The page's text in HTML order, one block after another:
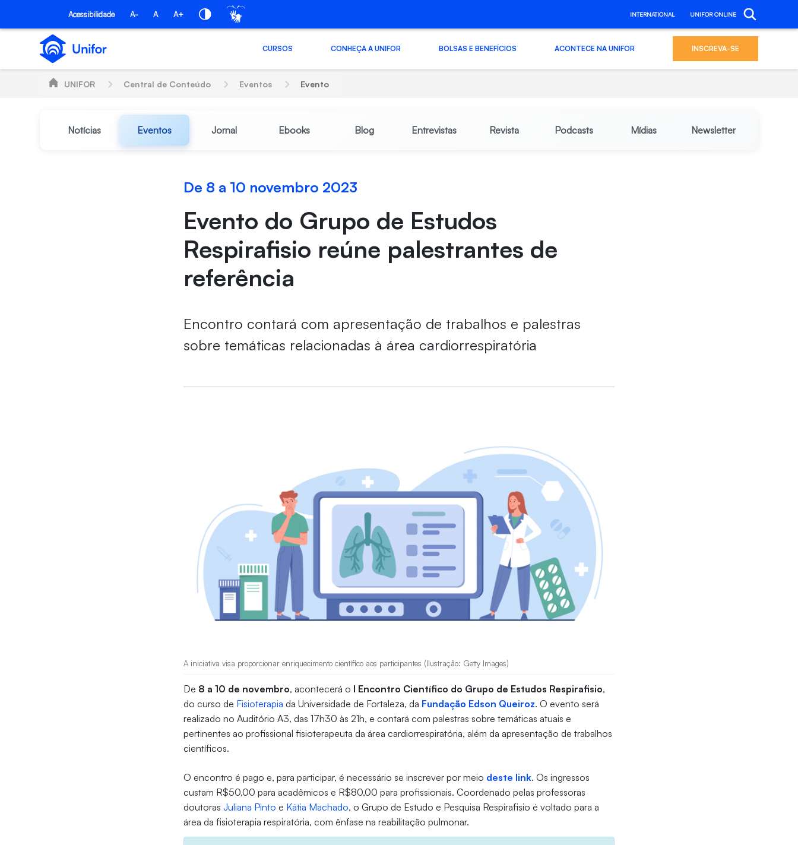
Pular para o Conteúdo principal
Acessibilidade A- A A+ INTERNATIONAL UNIFOR ONLINE
CURSOS CONHEÇA A UNIFOR BOLSAS E BENEFÍCIOS ACONTECE NA UNIFOR INSCREVA-SE
UNIFOR Central de Conteúdo Eventos Evento
Notícias Eventos Jornal Ebooks Blog Entrevistas Revista Podcasts Mídias Newsletter
De 8 a 10 novembro 2023
Evento do Grupo de Estudos
Respirafisio reúne palestrantes de
referência
Encontro contará com apresentação de trabalhos e palestras
sobre temáticas relacionadas à área cardiorrespiratória
A iniciativa visa proporcionar enriquecimento científico aos participantes (Ilustração: Getty Images)
De 8 a 10 de novembro, acontecerá o I Encontro Científico do Grupo de Estudos Respirafisio,
do curso de Fisioterapia da Universidade de Fortaleza, da Fundação Edson Queiroz. O evento será
realizado no Auditório A3, das 17h30 às 21h, e contará com palestras sobre temáticas atuais e
pertinentes ao profissional fisioterapeuta da área cardiorrespiratória, além da apresentação de trabalhos
científicos.
O encontro é pago e, para participar, é necessário se inscrever por meio deste link. Os ingressos
custam R$50,00 para acadêmicos e R$80,00 para profissionais. Coordenado pelas professoras
doutorasJuliana Pinto e Kátia Machado, o Grupo de Estudo e Pesquisa Respirafisio é voltado para a
área da fisioterapia respiratória, com ênfase na reabilitação pulmonar.